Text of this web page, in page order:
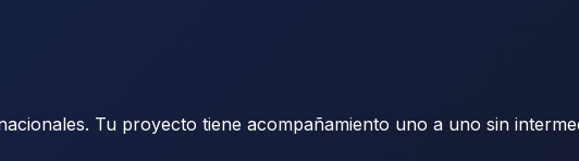
Tu proyecto tiene acompañamiento uno a uno sin